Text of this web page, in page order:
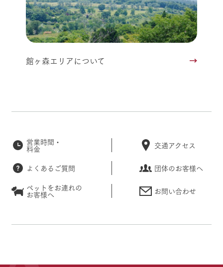
館ヶ森エリアについて
営業時間・
料金 交通アクセス
よくあるご質問
団体のお客様へ
ペットをお連れの
お客様へ お問い合わせ